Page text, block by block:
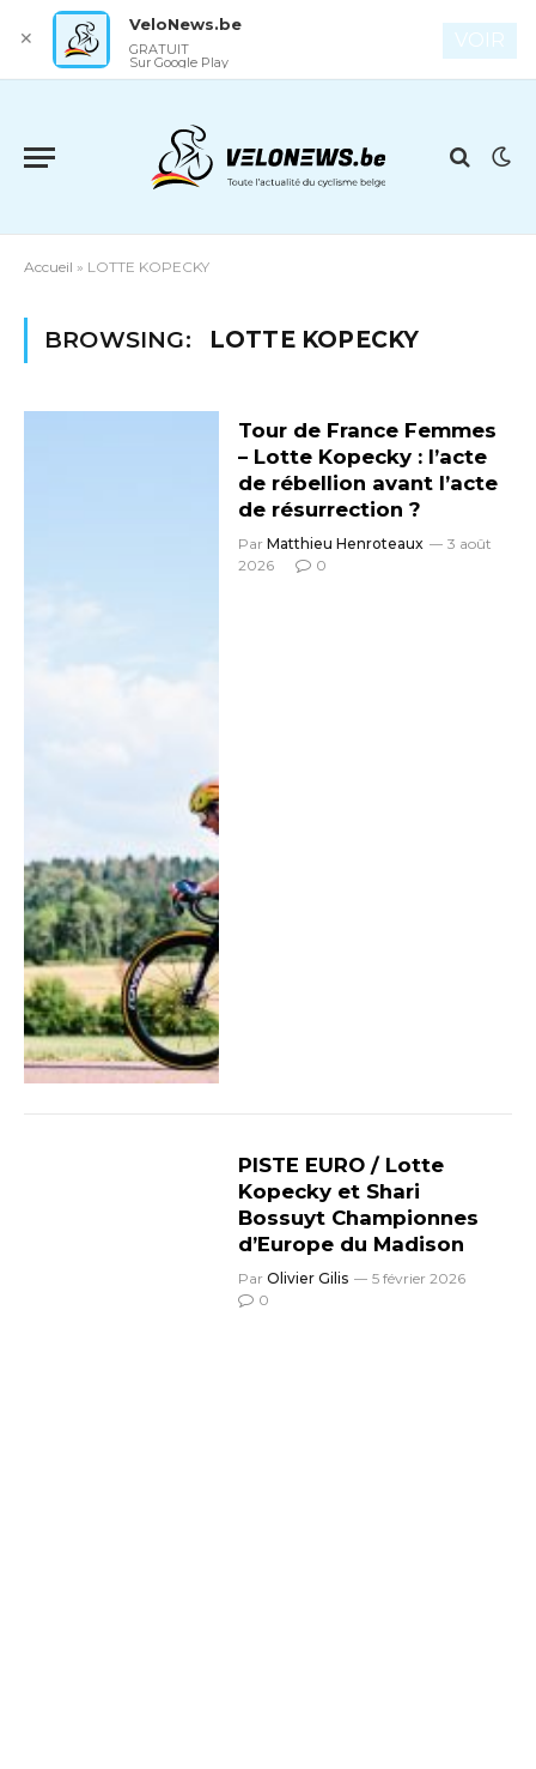
Accueil » LOTTE KOPECKY
BROWSING: LOTTE KOPECKY
Tour de France Femmes
– Lotte Kopecky : l’acte
de rébellion avant l’acte
de résurrection ?
Par Matthieu Henroteaux
3 août
2026
0
PISTE EURO / Lotte
Kopecky et Shari
Bossuyt Championnes
d’Europe du Madison
Par Olivier Gilis
5 février 2026
0
✕
VeloNews.be
GRATUIT
Sur Google Play
VOIR